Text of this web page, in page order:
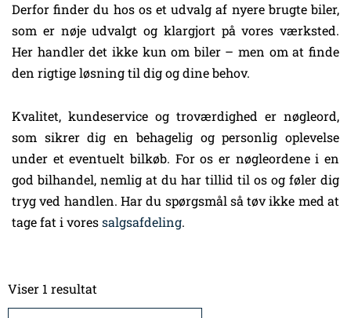
Derfor finder du hos os et udvalg af nyere brugte biler,
som er nøje udvalgt og klargjort på vores værksted.
Her handler det ikke kun om biler – men om at finde
den rigtige løsning til dig og dine behov.
Kvalitet, kundeservice og troværdighed er nøgleord,
som sikrer dig en behagelig og personlig oplevelse
under et eventuelt bilkøb. For os er nøgleordene i en
god bilhandel, nemlig at du har tillid til os og føler dig
tryg ved handlen. Har du spørgsmål så tøv ikke med at
tage fat i voressalgsafdeling.
Viser 1 resultat